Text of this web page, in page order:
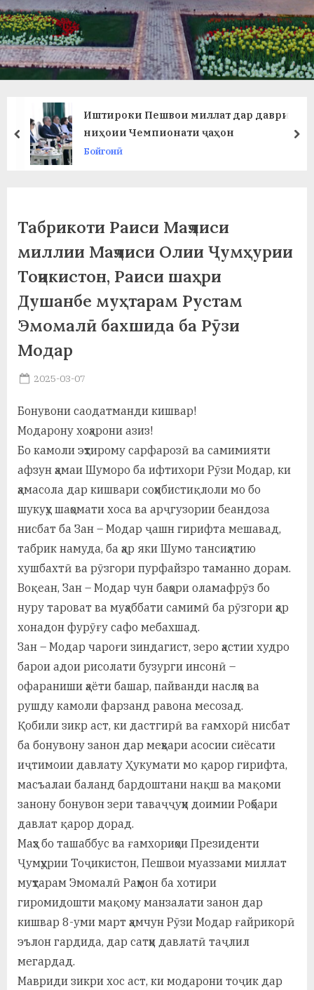
в
л
а
т
и
а
Н
о
с
и
р
и
Х
у
р
в
Иштироки Пешвои миллат дар даври
ниҳоии Чемпионати ҷаҳон
Бойгонӣ
prev
Табрикоти Раиси Маҷлиси
миллии Маҷлиси Олии Ҷумҳурии
Тоҷикистон, Раиси шаҳри
Душанбе муҳтарам Рустам
Эмомалӣ бахшида ба Рӯзи
Модар
Posted
2025-03-07
Бонувони саодатманди кишвар!
Модарону хоҳарони азиз!
Бо камоли эҳтирому сарфарозӣ ва самимияти
афзун ҳамаи Шуморо ба ифтихори Рӯзи Модар, ки
ҳамасола дар кишвари соҳибистиқлоли мо бо
шукуҳу шаҳомати хоса ва арҷгузории беандоза
нисбат ба Зан – Модар ҷашн гирифта мешавад,
табрик намуда, ба ҳар яки Шумо тансиҳатию
хушбахтӣ ва рӯзгори пурфайзро таманно дорам.
Воқеан, Зан – Модар чун баҳори оламафрӯз бо
нуру тароват ва муҳаббати самимӣ ба рӯзгори ҳар
хонадон фурӯғу сафо мебахшад.
Зан – Модар чароғи зиндагист, зеро ҳастии худро
барои адои рисолати бузурги инсонӣ –
офараниши ҳаёти башар, пайванди наслҳо ва
рушду камоли фарзанд равона месозад.
Қобили зикр аст, ки дастгирӣ ва ғамхорӣ нисбат
ба бонувону занон дар меҳвари асосии сиёсати
иҷтимоии давлату Ҳукумати мо қарор гирифта,
масъалаи баланд бардоштани нақш ва мақоми
занону бонувон зери таваҷҷуҳи доимии Роҳбари
давлат қарор дорад.
Маҳз бо ташаббус ва ғамхориҳои Президенти
Ҷумҳурии Тоҷикистон, Пешвои муаззами миллат
муҳтарам Эмомалӣ Раҳмон ба хотири
гиромидошти мақому манзалати занон дар
кишвар 8-уми март ҳамчун Рӯзи Модар ғайрикорӣ
эълон гардида, дар сатҳи давлатӣ таҷлил
мегардад.
Мавриди зикри хос аст, ки модарони тоҷик дар